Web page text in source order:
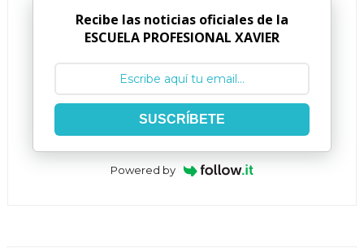
Recibe las noticias oficiales de la
ESCUELA PROFESIONAL XAVIER
SUSCRÍBETE
Powered by